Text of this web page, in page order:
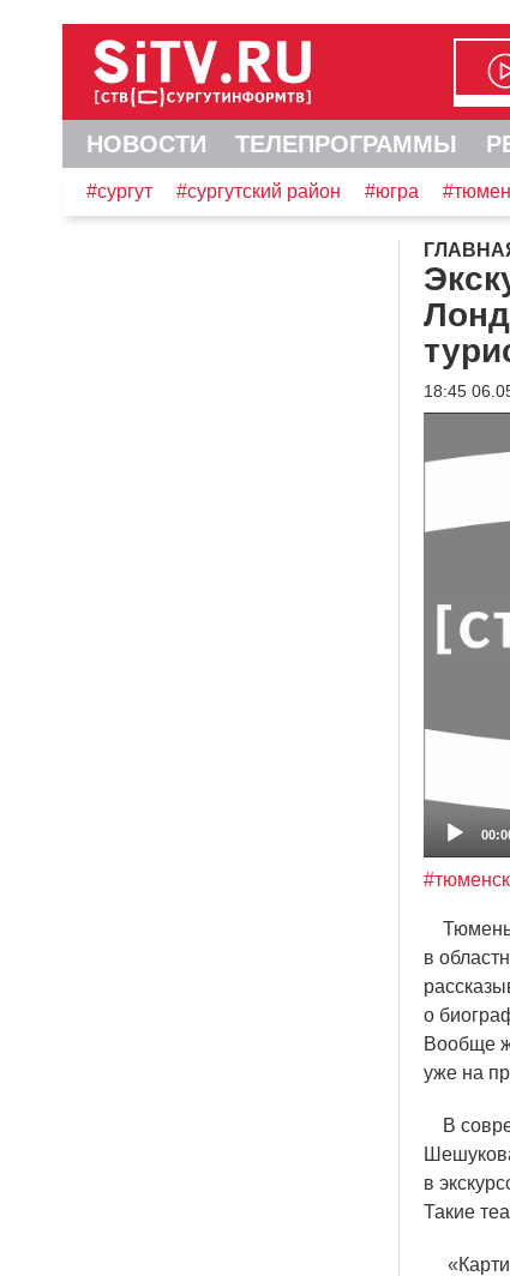
НОВОСТИ ТЕЛЕПРОГРАММЫ
#сургут #сургутский район #югра
18:45
Тюмень
в
о
Вообще
уже на
В
в
Такие
«